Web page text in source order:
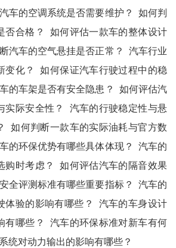
车的空调系统是否需要维护？
如何判
否合格？
如何评估一款车的整体设计
汽车的空气悬挂是否正常？
汽车行业
变化？
如何保证汽车行驶过程中的稳
的车架是否有安全隐患？
如何评估汽
实际安全性？
汽车的行驶稳定性与悬
如何判断一款车的实际油耗与官方数
的环保优势有哪些具体体现？
汽车的
购时考虑？
如何评估汽车的隔音效果
全评测标准有哪些重要指标？
汽车的
体验的影响有哪些？
汽车的车身设计
有哪些？
汽车的环保标准对新车有何
统对动力输出的影响有哪些？